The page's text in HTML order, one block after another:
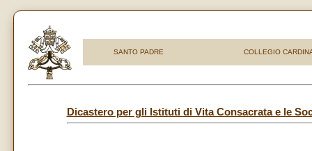
SANTO PADRE COLLEGIO
Dicastero per gli Istituti di Vita Consacrata e le